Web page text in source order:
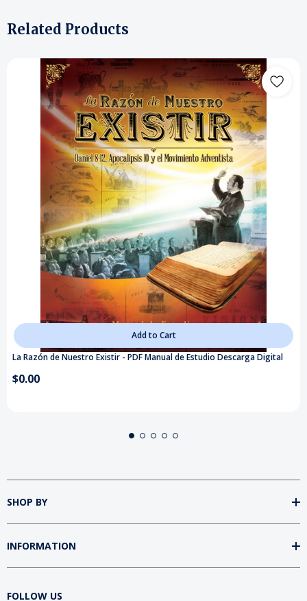
Related Products
Add to Cart
La Razón de Nuestro Existir - PDF Manual de Estudio Descarga Digital
$0.00
SHOP BY
INFORMATION
FOLLOW US